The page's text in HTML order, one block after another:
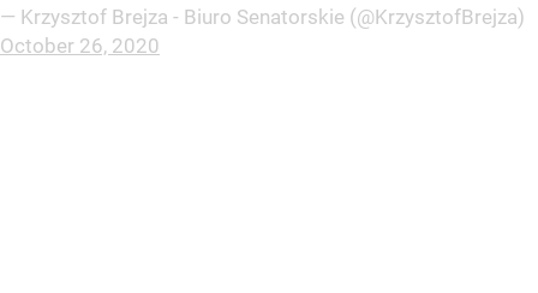
— Krzysztof Brejza - Biuro Senatorskie (@KrzysztofBrejza)
October 26, 2020